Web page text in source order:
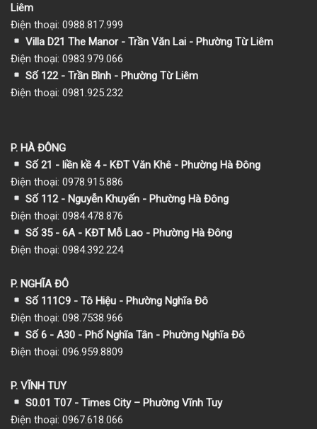
Liêm
Điện thoại: 0988.817.999
Villa D21 The Manor - Trần Văn Lai - Phường Từ Liêm
Điện thoại: 0983.979.066
Số 122 - Trần Bình - Phường Từ Liêm
Điện thoại: 0981.925.232
P. HÀ ĐÔNG
Số 21 - liền kề 4 - KĐT Văn Khê - Phường Hà Đông
Điện thoại: 0978.915.886
Số 112 - Nguyễn Khuyến - Phường Hà Đông
Điện thoại: 0984.478.876
Số 35 - 6A - KĐT Mỗ Lao - Phường Hà Đông
Điện thoại: 0984.392.224
P. NGHĨA ĐÔ
Số 111C9 - Tô Hiệu - Phường Nghĩa Đô
Điện thoại: 098.7538.966
Số 6 - A30 - Phố Nghĩa Tân - Phường Nghĩa Đô
Điện thoại: 096.959.8809
P. VĨNH TUY
S0.01 T07 - Times City – Phường Vĩnh Tuy
Điện thoại: 0967.618.066